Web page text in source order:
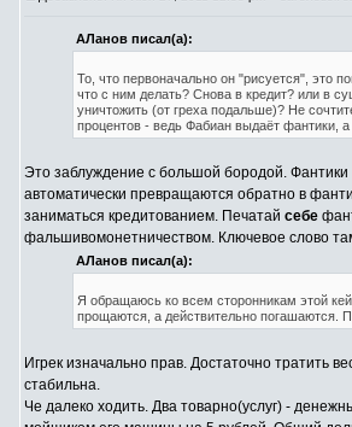
АЛанов писал(а):
То, что первоначально он "рисуется", это
что с ним делать? Снова в кредит? или в
уничтожить (от греха подальше)? Не
процентов - ведь Фабиан выдаёт фантики,
Это заблуждение с большой бородой. Фантики
автоматически превращаются обратно в
заниматься кредитованием. Печатай себе
фальшивомонетничеством. Ключевое слово
АЛанов писал(а):
Я обращаюсь ко всем сторонникам этой
прощаются, а действительно погашаются.
Игрек изначально прав. Достаточно тратить
стабильна.
Че далеко ходить. Два товарно(услуг) -